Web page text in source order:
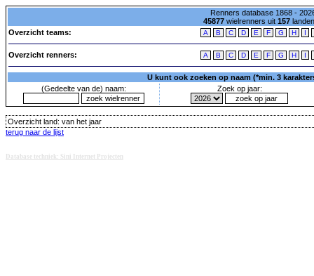
Renners database 1868 -
45877wielrenners uit 157
Overzicht teams:
A B C D E F G H I
Overzicht renners: A B C D E F G H I
U kunt ook zoeken op naam (*min. 3
(Gedeelte van de) naam:
Zoek op jaar:
Overzicht land: van het jaar
terug naar de lijst
Database techniek: Sini Internet Projecten